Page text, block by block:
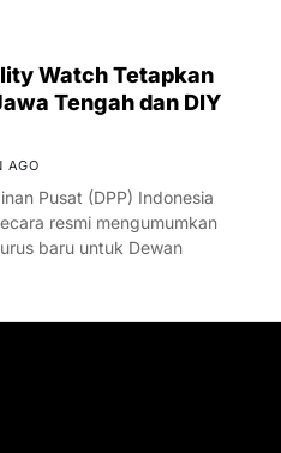
Watch Tetapkan
Tengah dan DIY
AGO
Pusat (DPP) Indonesia
resmi mengumumkan
baru untuk Dewan